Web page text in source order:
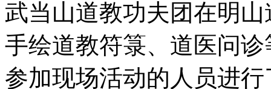
武当山道教功夫团在明
手绘道教符箓、道医问
参加现场活动的人员进